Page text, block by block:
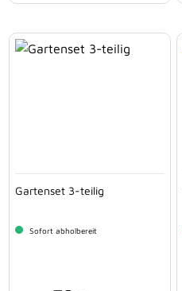
Gartenset 3-teilig
Sofort abholbereit